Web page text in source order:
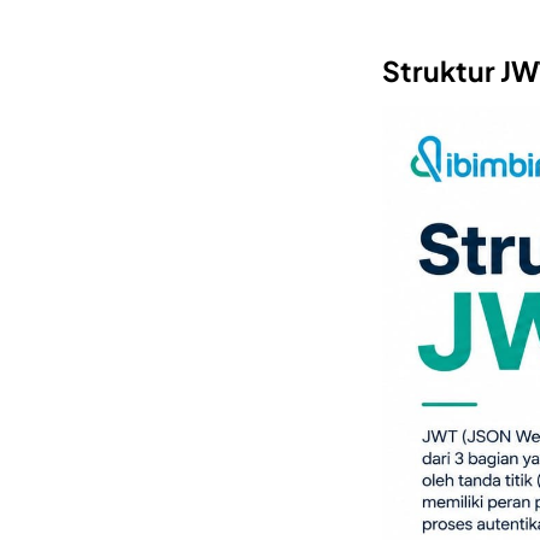
Struktur